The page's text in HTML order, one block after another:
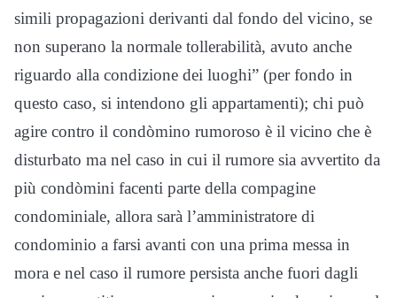
simili propagazioni derivanti dal fondo del vicino, se
non superano la normale tollerabilità, avuto anche
riguardo alla condizione dei luoghi” (per fondo in
questo caso, si intendono gli appartamenti); chi può
agire contro il condòmino rumoroso è il vicino che è
disturbato ma nel caso in cui il rumore sia avvertito da
più condòmini facenti parte della compagine
condominiale, allora sarà l’amministratore di
condominio a farsi avanti con una prima messa in
mora e nel caso il rumore persista anche fuori dagli